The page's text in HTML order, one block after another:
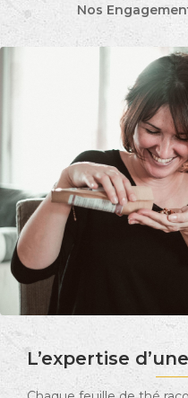
Nos
L’expertise